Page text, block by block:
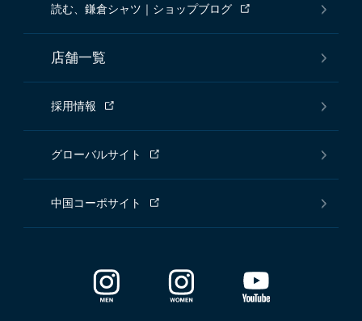
読む、鎌倉シャツ｜ショップブログ
店舗一覧
採用情報
グローバルサイト
中国コーポサイト